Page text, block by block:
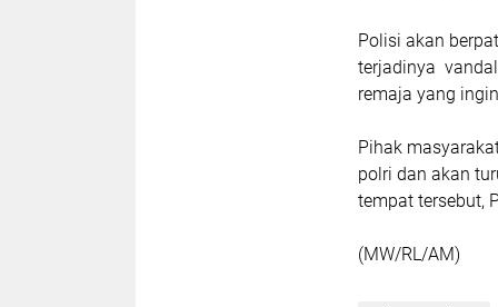
Polisi akan
terjadinya
remaja yang
Pihak
polri dan akan
tempat tersebut,
(MW/RL/AM)